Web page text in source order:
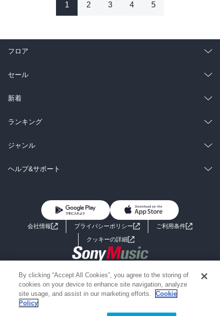
1 2 3 4 5
フロア
総合
ラノベ
雑誌・グラビア
BL・TL
セール
総合
ラノベ
雑誌・グラビア
BL・TL
新着
総合
ラノベ
雑誌・グラビア
ランキング
総合
ラノベ
ジャンル
コミック
ライトノベル 男子向けラノベ
小説
海外小説
ミステリー SF
歴史・時代小説
ヘルプ&サポート
よくあるご質問 お問い合わせ
会社情報 プライバシーポリシー
ご利用条件
クッキーの詳細
Copyright 2017 - 2026 Sony Music Entertainment(Japan) Inc.
Information on the site is for the Japan domestic market only
powered by
By clicking “Accept All Cookies”, you agree to the storing of
cookies on your device to enhance site navigation, analyze
site usage, and assist in our marketing efforts.
Cookie
Policy